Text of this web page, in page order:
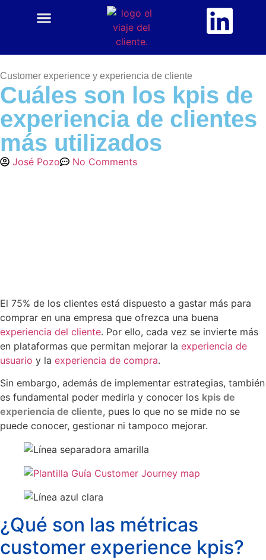
Customer experience y experiencia de cliente
Cuáles son los kpis de
experiencia de clientes
más utilizados
José Pozo No Comments
El 75% de los clientes está dispuesto a gastar más para
comprar en una empresa que ofrezca una buena
experiencia del cliente. Por ello, cada vez se invierte más
en plataformas que permitan mejorar la experiencia de
usuario y la experiencia de compra.
Sin embargo, además de implementar estrategias, también
es fundamental poder medirla y conocer los kpis de
experiencia de cliente, pues lo que no se mide no se
puede conocer, gestionar ni tampoco mejorar.
¿Qué son las métricas
customer experience kpis?